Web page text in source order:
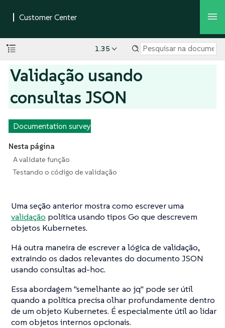
1.35
Validação usando
consultas JSON
Documentation survey
Nesta página
A validate função
Testando o código de validação
Uma seção anterior mostra como escrever uma
validação política usando tipos Go que descrevem
objetos Kubernetes.
Há outra maneira de escrever a lógica de validação,
extraindo os dados relevantes do documento JSON
usando consultas ad-hoc.
Essa abordagem "semelhante ao jq" pode ser útil
quando a política precisa olhar profundamente dentro
de um objeto Kubernetes. É especialmente útil ao lidar
com objetos internos opcionais.